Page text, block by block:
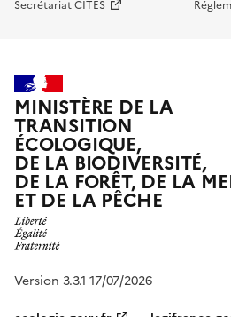
Secrétariat CITES
MINISTÈRE DE LA
TRANSITION
ÉCOLOGIQUE,
DE LA BIODIVERSITÉ,
DE LA FORÊT, DE LA
ET DE LA PÊCHE
Version 3.3.1 17/07/2026